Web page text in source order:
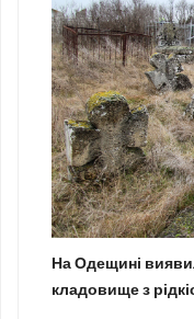
На Одещині
кладовище з